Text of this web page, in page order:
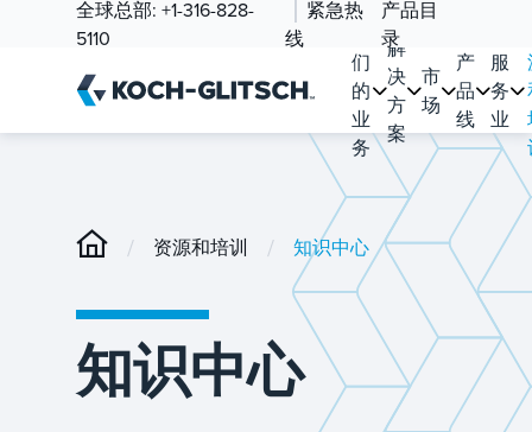
全球总部: +1-316-828-
5110
紧急热
线
产品目
录
们
的
业
务
解
决
方
案
市
场
产
品
线
服
务
业
/ 资源和培训 / 知识中心
知识中心